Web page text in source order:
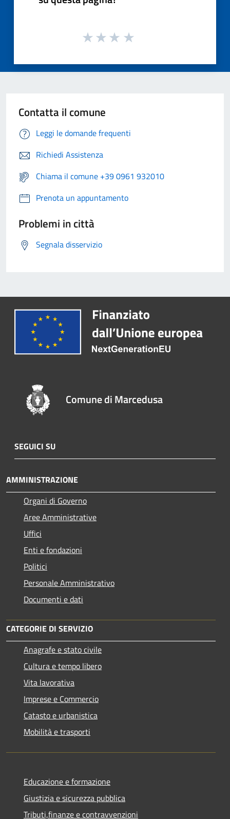
Contatta il comune
Leggi le domande frequenti
Richiedi Assistenza
Chiama il comune +39 0961 932010
Prenota un appuntamento
Problemi in città
Segnala disservizio
Comune di Marcedusa
SEGUICI SU
AMMINISTRAZIONE
Organi di Governo
Aree Amministrative
Uffici
Enti e fondazioni
Politici
Personale Amministrativo
Documenti e dati
CATEGORIE DI SERVIZIO
Anagrafe e stato civile
Cultura e tempo libero
Vita lavorativa
Imprese e Commercio
Catasto e urbanistica
Mobilità e trasporti
Educazione e formazione
Giustizia e sicurezza pubblica
Tributi,finanze e contravvenzioni